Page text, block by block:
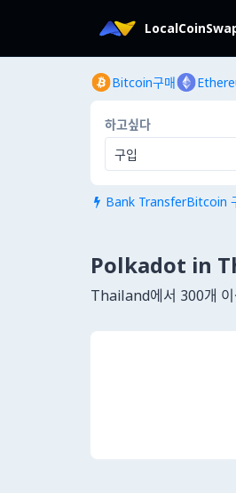
Bitcoin구매
하고싶다
구입
 Bank TransferBitcoin
Polkadot in
Thailand에서 300개 이